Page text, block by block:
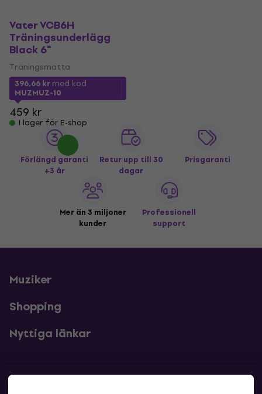
Vater VCB6H
Träningsunderlägg
Black 6"
Träningsmatta
396,66 krmed kod
MUZMUZ-10
459 kr
I lager för E-shop
Förlängd garanti
+3 år
Retur upp till 30
dagar
Prisgaranti
Mer än 3 miljoner
kunder
Professionell
support
Muziker
Shopping
Nyttiga länkar